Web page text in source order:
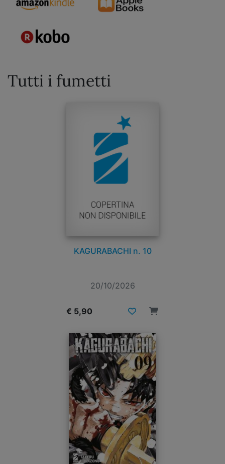
Tutti i fumetti
KAGURABACHI n. 10
20/10/2026
€ 5,90